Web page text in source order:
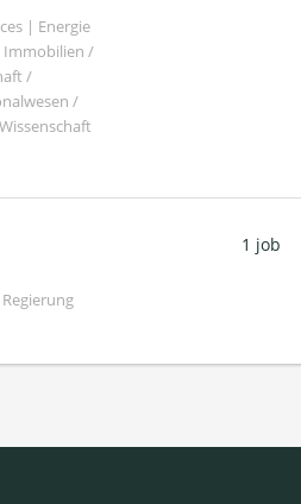
| Energie
Immobilien /
/
/
1 job